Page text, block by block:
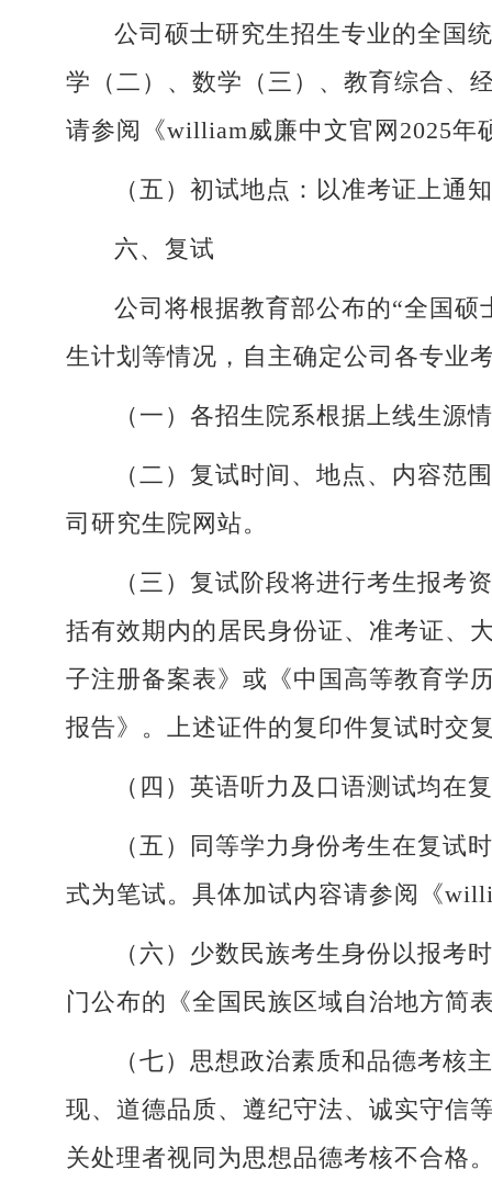
公司硕士研究生招生专业的全国
学（二）、数学（三）、教育综合、
请参阅《william威廉中文官网2025年
（五）初试地点：以准考证上通
六、复试
公司将根据教育部公布的“全国
生计划等情况，自主确定公司各专业
（一）各招生院系根据上线生源
（二）复试时间、地点、内容范
司研究生院网站。
（三）复试阶段将进行考生报考
括有效期内的居民身份证、准考证、
子注册备案表》或《中国高等教育学
报告》。上述证件的复印件复试时交
（四）英语听力及口语测试均在
（五）同等学力身份考生在复试
式为笔试。具体加试内容请参阅《
（六）少数民族考生身份以报考
门公布的《全国民族区域自治地方简
（七）思想政治素质和品德考核
现、道德品质、遵纪守法、诚实守信
关处理者视同为思想品德考核不合格